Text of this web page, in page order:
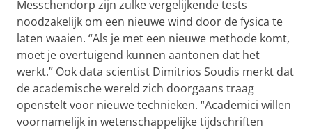
Messchendorp zijn zulke vergelijkende tests
noodzakelijk om een nieuwe wind door de fysica te
laten waaien. “Als je met een nieuwe methode komt,
moet je overtuigend kunnen aantonen dat het
werkt.” Ook data scientist Dimitrios Soudis merkt dat
de academische wereld zich doorgaans traag
openstelt voor nieuwe technieken. “Academici willen
voornamelijk in wetenschappelijke tijdschriften